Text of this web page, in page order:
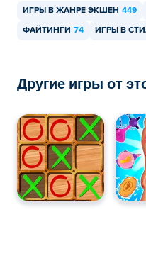
ИГРЫ В ЖАНРЕ ЭКШЕН 449
ФАЙТИНГИ 74 ИГРЫ В
Другие игры от